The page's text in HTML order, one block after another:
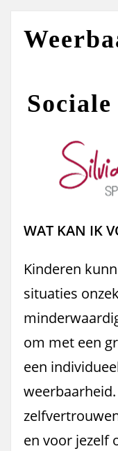
WAT KAN IK
Kinderen
situaties
om met een
een
en voor jezelf